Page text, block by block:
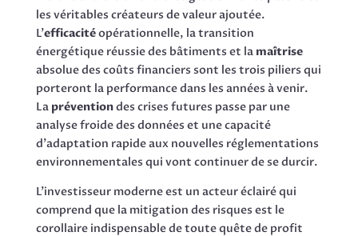
les véritables créateurs de valeur ajoutée.
L’efficacitéopérationnelle, la transition
énergétique réussie des bâtiments et la maîtrise
absolue des coûts financiers sont les trois piliers qui
porteront la performance dans les années à venir.
La préventiondes crises futures passe par une
analyse froide des données et une capacité
d’adaptation rapide aux nouvelles réglementations
environnementales qui vont continuer de se durcir.
L’investisseur moderne est un acteur éclairé qui
comprend que la mitigation des risques est le
corollaire indispensable de toute quête de profit